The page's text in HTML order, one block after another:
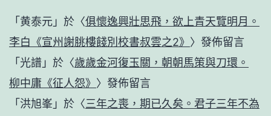
「 黄泰元 」於〈俱懷逸興壯思飛，欲上青天覽明月。
李白《宣州謝朓樓餞別校書叔雲之2》 〉發佈留言
「 光譜 」於〈歲歲金河復玉關，朝朝馬策與刀環。
柳中庸《征人怨》 〉發佈留言
「 洪旭峯 」於〈三年之喪，期已久矣。君子三年不為